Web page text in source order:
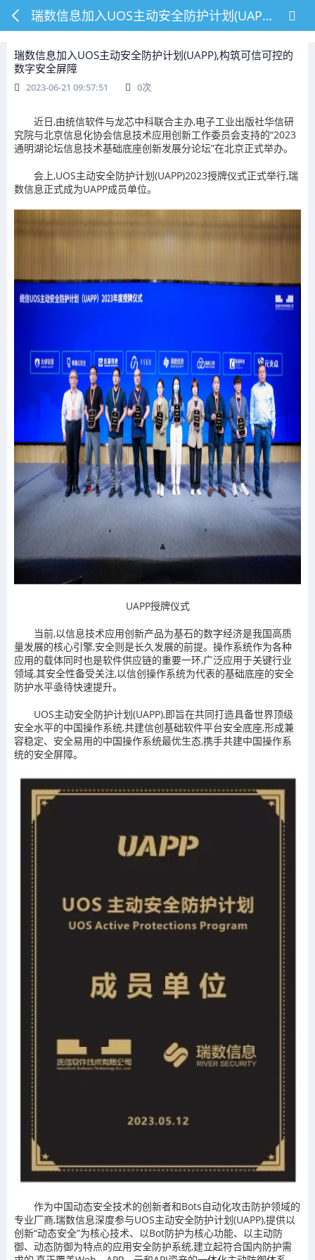
瑞数信息加入UOS主动安全防护计划(UAPP),构筑可信可控的数字安全屏障
瑞数信息加入UOS主动安全防护计划(UAPP),构筑可信可控的
数字安全屏障
2023-06-21 09:57:51 0次
近日,由统信软件与龙芯中科联合主办,电子工业出版社华信研
究院与北京信息化协会信息技术应用创新工作委员会支持的“2023
通明湖论坛信息技术基础底座创新发展分论坛”在北京正式举办。
会上,UOS主动安全防护计划(UAPP)2023授牌仪式正式举行,瑞
数信息正式成为UAPP成员单位。
UAPP授牌仪式
当前,以信息技术应用创新产品为基石的数字经济是我国高质
量发展的核心引擎,安全则是长久发展的前提。操作系统作为各种
应用的载体同时也是软件供应链的重要一环,广泛应用于关键行业
领域,其安全性备受关注,以信创操作系统为代表的基础底座的安全
防护水平亟待快速提升。
UOS主动安全防护计划(UAPP),即旨在共同打造具备世界顶级
安全水平的中国操作系统,共建信创基础软件平台安全底座,形成兼
容稳定、安全易用的中国操作系统最优生态,携手共建中国操作系
统的安全屏障。
作为中国动态安全技术的创新者和Bots自动化攻击防护领域的
专业厂商,瑞数信息深度参与UOS主动安全防护计划(UAPP),提供以
创新“动态安全”为核心技术、以Bot防护为核心功能、以主动防
御、动态防御为特点的应用安全防护系统,建立起符合国内防护需